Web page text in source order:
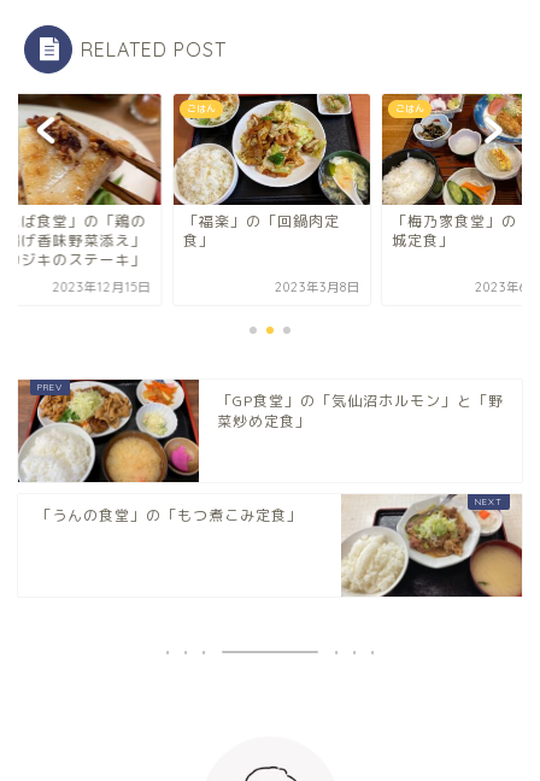
RELATED POST
たば食堂」の「鶏の
げ香味野菜添え」
ジキのステーキ」
2023年12月15日
ごはん
「福楽」の「回鍋肉定
食」
2023年3月8日
ごはん
「梅乃家食堂」の「
城定食」
2023年6
「GP食堂」の「気仙沼ホルモン」と「野
菜炒め定食」
「うんの食堂」の「もつ煮こみ定食」